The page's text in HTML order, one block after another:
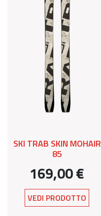
SKI TRAB SKIN MOHAIR
85
169,00 €
VEDI PRODOTTO